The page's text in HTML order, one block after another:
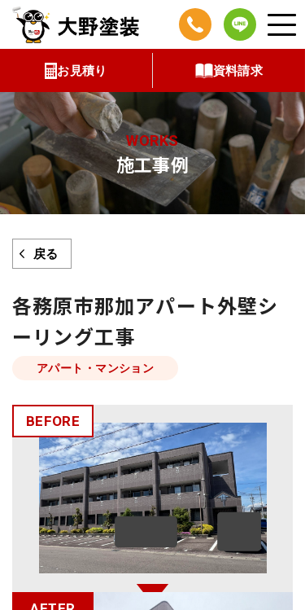
コ
ツ
へ
ス
キ
ッ
お見積り 資料請求
WORKS
施工事例
戻る
各務原市那加アパート外壁シ
ーリング工事
アパート・マンション